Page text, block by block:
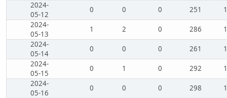
2024-
05-12
0 0 0 251
2024-
05-13
1 2 0 286
2024-
05-14
0 0 0 261
2024-
05-15
0 1 0 292
2024-
05-16
0 0 0 298